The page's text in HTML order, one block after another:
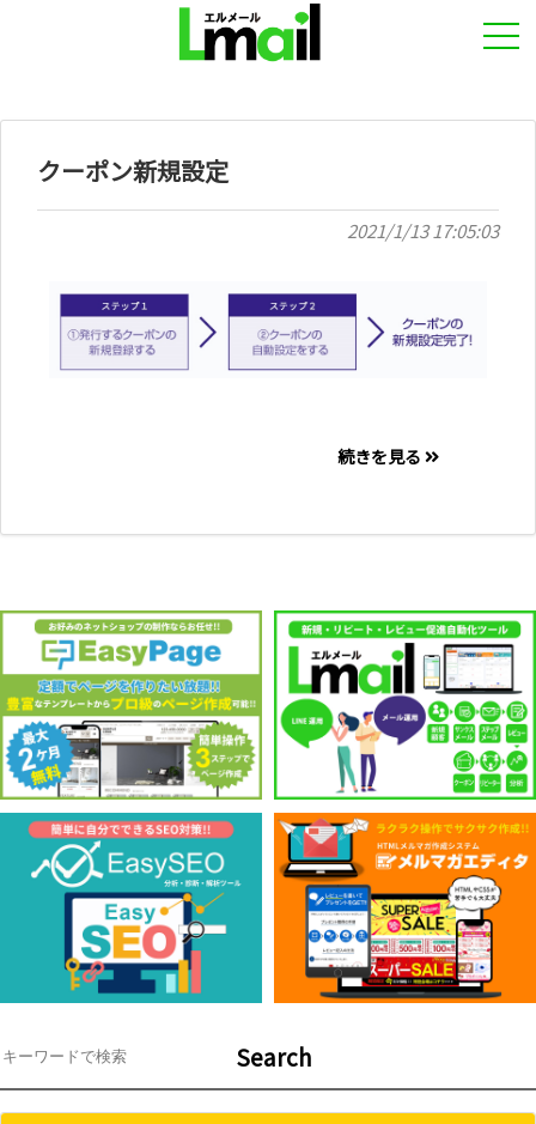
クーポン新規設定
2021/1/13 17:05:03
続きを見る
Search